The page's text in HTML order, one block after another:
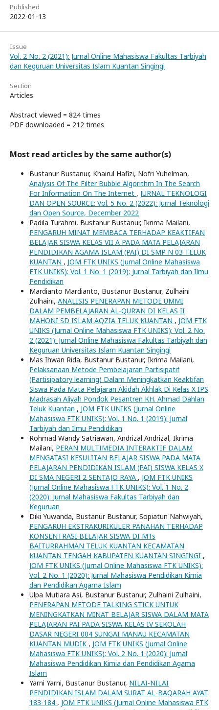
Published
2022-01-13
Issue
Vol. 2 No. 2 (2021): Jurnal Online Mahasiswa Fakultas Tarbiyah
dan Keguruan Universitas Islam Kuantan Singingi
Section
Articles
Abstract viewed = 824 times
PDF downloaded = 212 times
Most read articles by the same author(s)
Bustanur Bustanur, Khairul Hafizi, Nofri Yuhelman,
Analysis Of The Filter Bubble Algorithm In The Search
For Information On The Internet , JURNAL TEKNOLOGI
DAN OPEN SOURCE: Vol. 5 No. 2 (2022): Jurnal Teknologi
dan Open Source, December 2022
Padila Turahmi, Bustanur Bustanur, Ikrima Mailani,
PENGARUH MINAT MEMBACA TERHADAP KEAKTIFAN
BELAJAR SISWA KELAS VII A PADA MATA PELAJARAN
PENDIDIKAN AGAMA ISLAM (PAI) DI SMP N 03 TELUK
KUANTAN , JOM FTK UNIKS (Jurnal Online Mahasiswa
FTK UNIKS): Vol. 1 No. 1 (2019): Jurnal Tarbiyah dan Ilmu
Pendidikan
Mardianto Mardianto, Bustanur Bustanur, Zulhaini
Zulhaini, ANALISIS PENERAPAN METODE UMMI
DALAM PEMBELAJARAN AL-QUR’AN DI KELAS II
MAHONI SD ISLAM AQZIA TELUK KUANTAN , JOM FTK
UNIKS (Jurnal Online Mahasiswa FTK UNIKS): Vol. 2 No.
2 (2021): Jurnal Online Mahasiswa Fakultas Tarbiyah dan
Keguruan Universitas Islam Kuantan Singingi
Mas Ihwan Rida, Bustanur Bustanur, Ikrima Mailani,
Pelaksanaan Metode Pembelajaran Partisipatif
(Partisipatory learning) Dalam Meningkatkan Keaktifan
Siswa Pada Mata Pelajaran Akidah Akhlak Di Kelas X IPS
Madrasah Aliyah Pondok Pesantren KH. Ahmad Dahlan
Teluk Kuantan , JOM FTK UNIKS (Jurnal Online
Mahasiswa FTK UNIKS): Vol. 1 No. 1 (2019): Jurnal
Tarbiyah dan Ilmu Pendidikan
Rohmad Wandy Satriawan, Andrizal Andrizal, Ikrima
Mailani, PERAN MULTIMEDIA INTERAKTIF DALAM
MENGATASI KESULITAN BELAJAR SISWA PADA MATA
PELAJARAN PENDIDIKAN ISLAM (PAI) SISWA KELAS X
DI SMA NEGERI 2 SENTAJO RAYA , JOM FTK UNIKS
(Jurnal Online Mahasiswa FTK UNIKS): Vol. 1 No. 2
(2020): Jurnal Mahasiswa Fakultas Tarbiyah dan
Keguruan
Diki Yuwanda, Bustanur Bustanur, Sopiatun Nahwiyah,
PENGARUH EKSTRAKURIKULER PANAHAN TERHADAP
KONSENTRASI BELAJAR SISWA DI MTs
BAITURRAHMAN TELUK KUANTAN KECAMATAN
KUANTAN TENGAH KABUPATEN KUANTAN SINGINGI ,
JOM FTK UNIKS (Jurnal Online Mahasiswa FTK UNIKS):
Vol. 2 No. 1 (2020): Jurnal Mahasiswa Pendidikan Kimia
dan Pendidikan Agama Islam
Ulpa Mutiara Asi, Bustanur Bustanur, Zulhaini Zulhaini,
PENERAPAN METODE TALKING STICK UNTUK
MENINGKATKAN MINAT BELAJAR SISWA DALAM MATA
PELAJARAN PAI PADA SISWA KELAS IV SEKOLAH
DASAR NEGERI 004 SUNGAI MANAU KECAMATAN
KUANTAN MUDIK , JOM FTK UNIKS (Jurnal Online
Mahasiswa FTK UNIKS): Vol. 2 No. 1 (2020): Jurnal
Mahasiswa Pendidikan Kimia dan Pendidikan Agama
Islam
Yarni Yarni, Bustanur Bustanur, NILAI-NILAI
PENDIDIKAN ISLAM DALAM SURAT AL-BAQARAH AYAT
183-184 , JOM FTK UNIKS (Jurnal Online Mahasiswa FTK